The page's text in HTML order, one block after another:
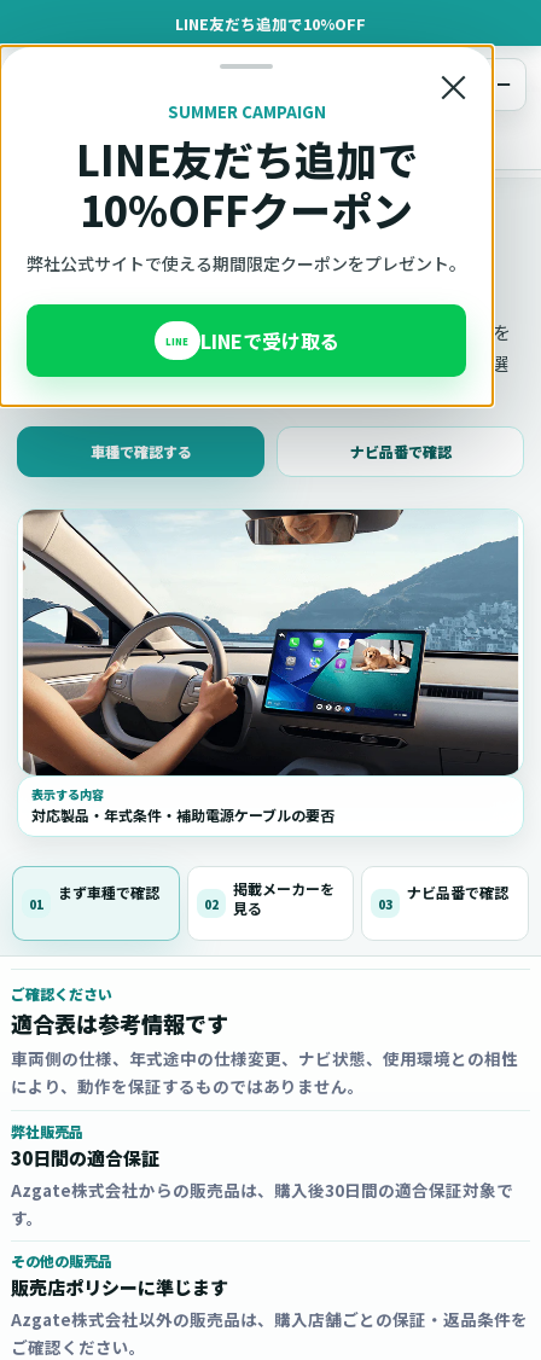
LINE友だち追加で10%OFF
×
SUMMER CAMPAIGN
LINE友だち追加で
10%OFFクーポン
弊社公式サイトで使える期間限定クーポンをプレゼント。
LINE LINEで受け取る
オットキャスト
メニュー
車種適合確認
車種適合確認
車種と年式で適合確認
Ottocast（オットキャスト）の対応製品、条件、注意事項を
このページ内で見られます。 迷った場合は、車種と年式を選
車種で確認する ナビ品番で確認
表示する内容
対応製品・年式条件・補助電源ケーブルの要否
01
まず車種で確認
02
掲載メーカーを
見る
03
ナビ品番で確認
ご確認ください
適合表は参考情報です
車両側の仕様、年式途中の仕様変更、ナビ状態、使用環境との相性
により、動作を保証するものではありません。
弊社販売品
30日間の適合保証
Azgate株式会社からの販売品は、購入後30日間の適合保証対象で
す。
その他の販売品
販売店ポリシーに準じます
Azgate株式会社以外の販売品は、購入店舗ごとの保証・返品条件を
ご確認ください。